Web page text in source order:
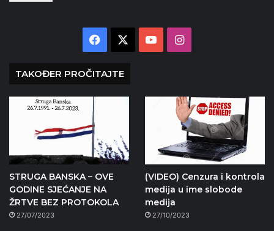
Facebook YouTubeInstagram
TAKOĐER PROČITAJTE
STRUGA BANSKA – OVE
GODINE SJEĆANJE NA
ŽRTVE BEZ PROTOKOLA
27/07/2023
(VIDEO) Cenzura i kontrola
medija u ime slobode
medija
27/10/2023